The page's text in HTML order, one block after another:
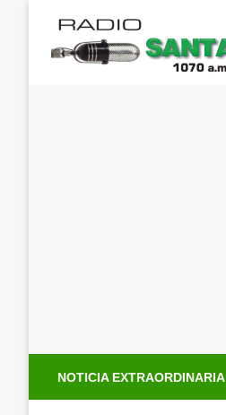
contenido
NOTICIA EXTRAORDINARIA